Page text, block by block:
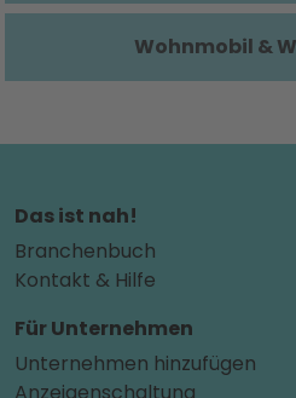
Wohnmobil &
Das ist nah!
Branchenbuch
Kontakt & Hilfe
Für Unternehmen
Unternehmen hinzufügen